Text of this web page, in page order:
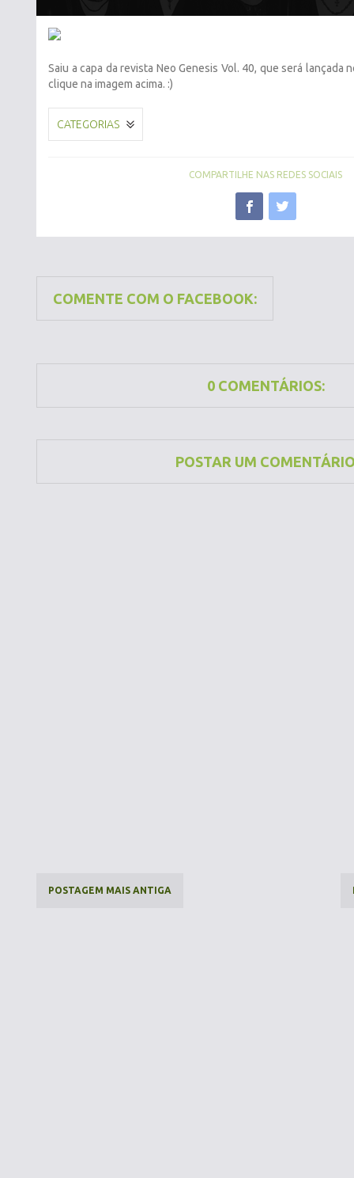
Saiu a capa da revista Neo Genesis Vol. 40, que será lançada
clique na imagem acima. :)
CATEGORIAS
COMPARTILHE NAS REDES SOCIAIS
COMENTE COM O FACEBOOK:
0 COMENTÁRIOS:
POSTAR UM
POSTAGEM MAIS ANTIGA